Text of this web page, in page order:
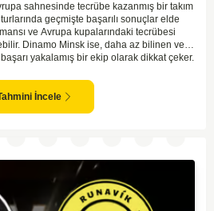
sahnesinde tecrübe kazanmış bir takım
geçmişte başarılı sonuçlar elde
ve Avrupa kupalarındaki tecrübesi
Dinamo Minsk ise, daha az bilinen ve
yakalamış bir ekip olarak dikkat çeker.
beklenebilir. İki takımın arasındaki
Bu bağlamda, ev sahibi ekibin iyi
öngörülebilir.
İncele